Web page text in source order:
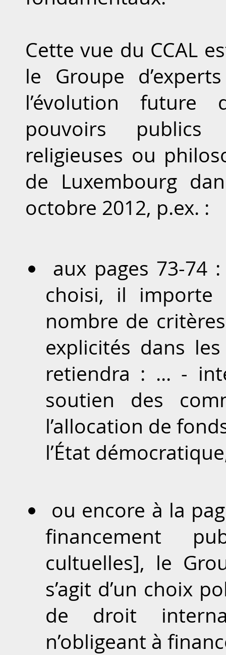
Cette vue du CCAL
le Groupe
l’évolution
pouvoirs
religieuses ou
de Luxembourg
octobre 2012, p.ex. :
aux pages 73-74
choisi, il importe
nombre de
explicités dans les
retiendra : ... -
soutien des
l’allocation de
l’État
ou encore à la
financement
cultuelles], le
s’agit d’un choix
de droit
n’obligeant à